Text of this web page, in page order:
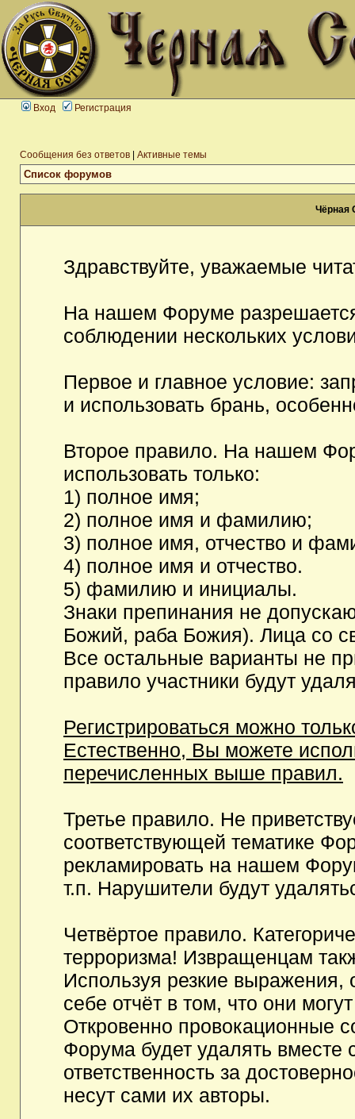
Вход Регистрация
Сообщения без ответов Активные темы
Список форумов
Чёрная
Здравствуйте, уважаемые
На нашем Форуме
соблюдении нескольких
Первое и главное условие:
и использовать брань,
Второе правило. На нашем
использовать только:
1) полное имя;
2) полное имя и фамилию;
3) полное имя, отчество и
4) полное имя и отчество.
5) фамилию и инициалы.
Знаки препинания не
Божий, раба Божия). Лица со
Все остальные варианты не
правило участники будут
Регистрироваться можно
Естественно, Вы можете
перечисленных выше правил.
Третье правило. Не
соответствующей тематике
рекламировать на нашем
т.п. Нарушители будут
Четвёртое правило.
терроризма! Извращенцам
Используя резкие выражения,
себе отчёт в том, что они
Откровенно провокационные
Форума будет удалять вместе
ответственность за
несут сами их авторы.